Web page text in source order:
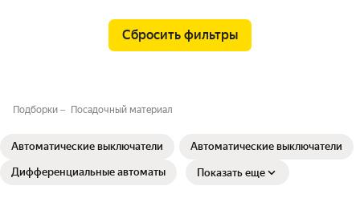
Сбросить фильтры
Подборки Посадочный материал
Автоматические выключатели Автоматические выключатели
Дифференциальные автоматы Показать еще